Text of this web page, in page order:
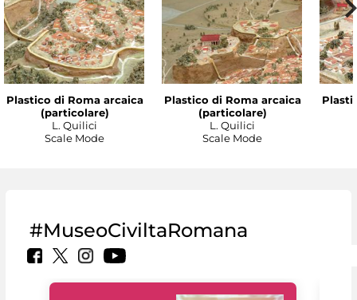
Plastico di Roma arcaica
(particolare)
L. Quilici
Scale Mode
Plastico di Roma arcaica
(particolare)
L. Quilici
Scale Mode
#MuseoCiviltaRomana